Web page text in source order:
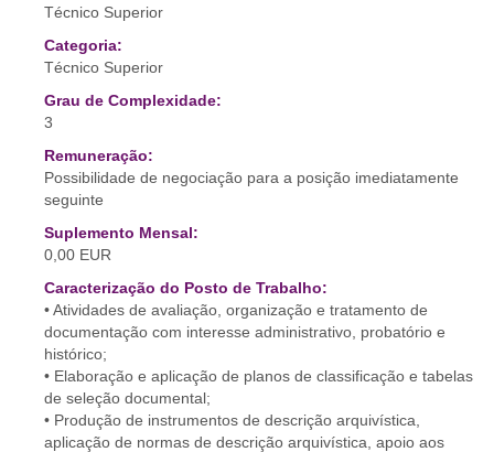
Técnico Superior
Categoria:
Técnico Superior
Grau de Complexidade:
3
Remuneração:
Possibilidade de negociação para a posição imediatamente
seguinte
Suplemento Mensal:
0,00 EUR
Caracterização do Posto de Trabalho:
• Atividades de avaliação, organização e tratamento de
documentação com interesse administrativo, probatório e
histórico;
• Elaboração e aplicação de planos de classificação e tabelas
de seleção documental;
• Produção de instrumentos de descrição arquivística,
aplicação de normas de descrição arquivística, apoio aos